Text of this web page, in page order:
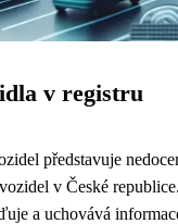
v registru
představuje
v České
a uchovává